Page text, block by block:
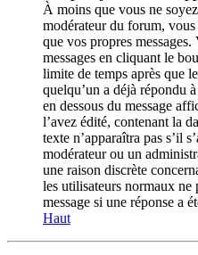
À moins que vous ne
modérateur du forum,
que vos propres
messages en cliquant le
limite de temps après que
quelqu’un a déjà répondu
en dessous du message
l’avez édité, contenant la
texte n’apparaîtra pas s’il
modérateur ou un
une raison discrète
les utilisateurs normaux ne
message si une réponse a
Haut